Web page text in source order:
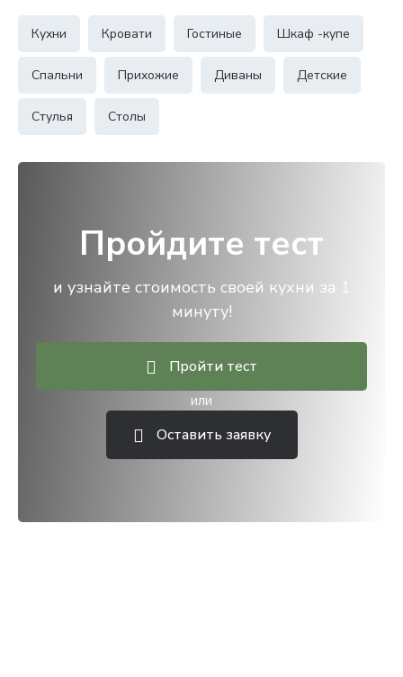
Кухни Кровати Гостиные Шкаф -купе
Спальни Прихожие Диваны Детские
Стулья Столы
Пройдите тест
и узнайте стоимость своей кухни за 1
минуту!
Пройти тест
или
Оставить заявку